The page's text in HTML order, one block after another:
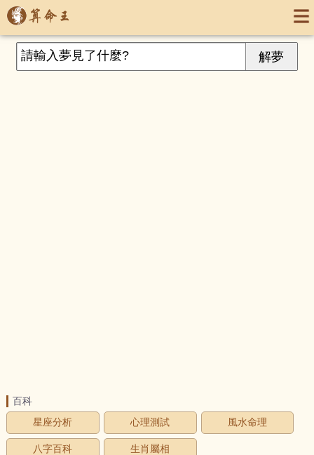
百科
星座分析
心理測試 風水命理
八字百科 生肖屬相